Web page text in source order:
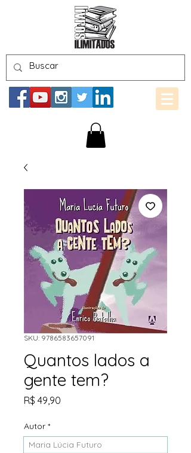
SKU: 9786583657091
Quantos lados a
gente tem?
R$ 49,90
Autor *
Maria Lúcia Futuro